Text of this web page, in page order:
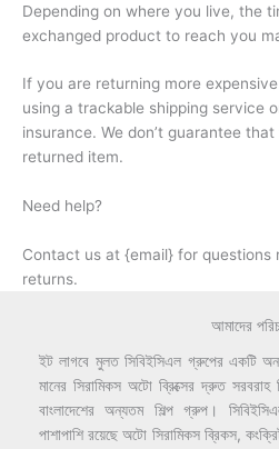
Depending on where you live, the
exchanged product to reach you
If you are returning more
using a trackable shipping service
insurance. We don’t guarantee
returned item.
Need help?
Contact us at {email} for questions
returns.
আমাদের
ইট লাগবে মুলত সিবিইসিএল গ্রুপের একটি
মানের সিরামিকস অটো ব্রিক্সের দ্রুত
বাংলাদেশের অন্যতম শিল্প গ্রুপ।
পাশাপাশি রয়েছে অটো সিরামিকস ব্রিকস,